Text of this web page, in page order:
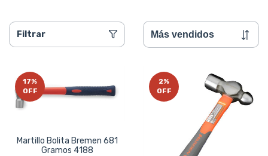
Filtrar
17%
OFF
Martillo Bolita Bremen 681
Gramos 4188
2%
OFF